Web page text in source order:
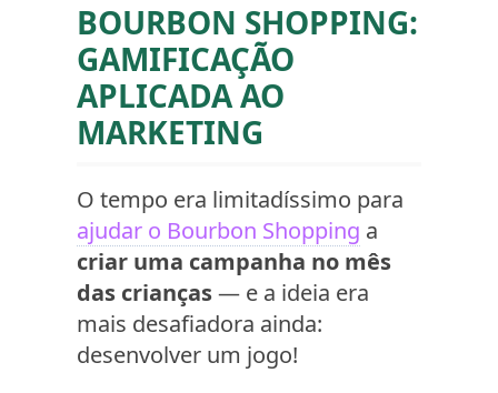
BOURBON SHOPPING:
GAMIFICAÇÃO
APLICADA AO
MARKETING
O tempo era limitadíssimo para
ajudar o Bourbon Shopping a
criar uma campanha no mês
das crianças— e a ideia era
mais desafiadora ainda:
desenvolver um jogo!